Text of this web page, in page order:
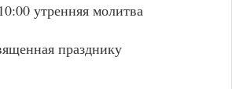
утренняя молитва
празднику